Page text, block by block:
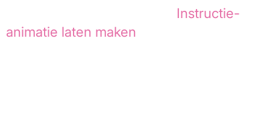
Instructie-
animatie laten maken